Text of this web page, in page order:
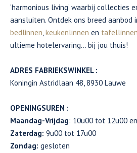
‘harmonious living’ waarbij collecties
aansluiten. Ontdek ons breed aanbod
bedlinnen,keukenlinnen en tafellinnen
ultieme hotelervaring… bij jou thuis!
ADRES FABRIEKSWINKEL :
Koningin Astridlaan 48, 8930 Lauwe
OPENINGSUREN :
Maandag-Vrijdag: 10u00 tot 12u00
Zaterdag: 9u00 tot 17u00
Zondag: gesloten